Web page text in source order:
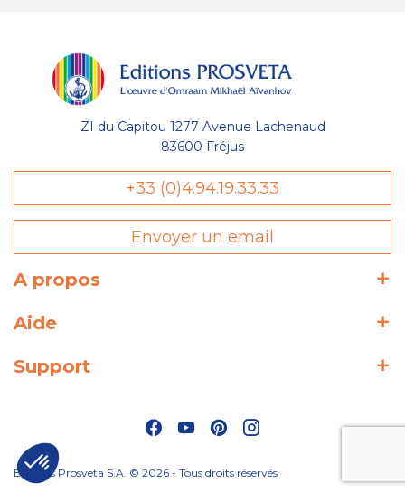
ZI du Capitou 1277 Avenue Lachenaud
83600 Fréjus
+33 (0)4.94.19.33.33
Envoyer un email
A propos
Aide
Support
Éditions Prosveta S.A. © 2026 - Tous droits réservés